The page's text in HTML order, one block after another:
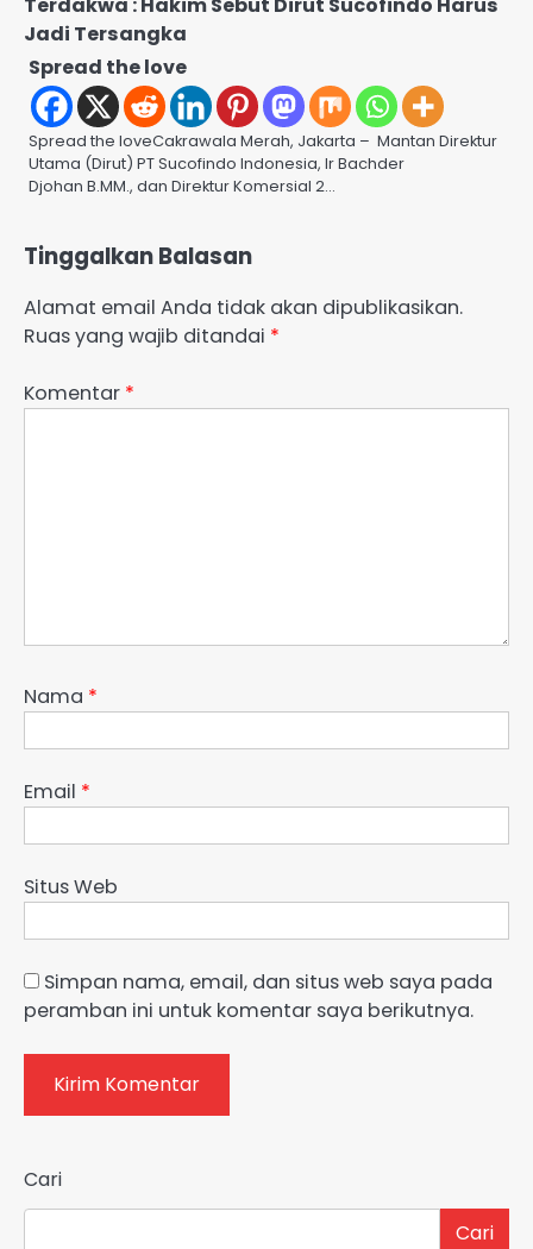
Terdakwa : Hakim Sebut Dirut Sucofindo Harus
Jadi Tersangka
Spread the love
Spread the loveCakrawala Merah, Jakarta – Mantan Direktur
Utama (Dirut) PT Sucofindo Indonesia, Ir Bachder
Djohan B.MM., dan Direktur Komersial 2…
Tinggalkan Balasan
Alamat email Anda tidak akan dipublikasikan.
Ruas yang wajib ditandai *
Komentar *
Nama *
Email *
Situs Web
Simpan nama, email, dan situs web saya pada
peramban ini untuk komentar saya berikutnya.
Cari
Cari